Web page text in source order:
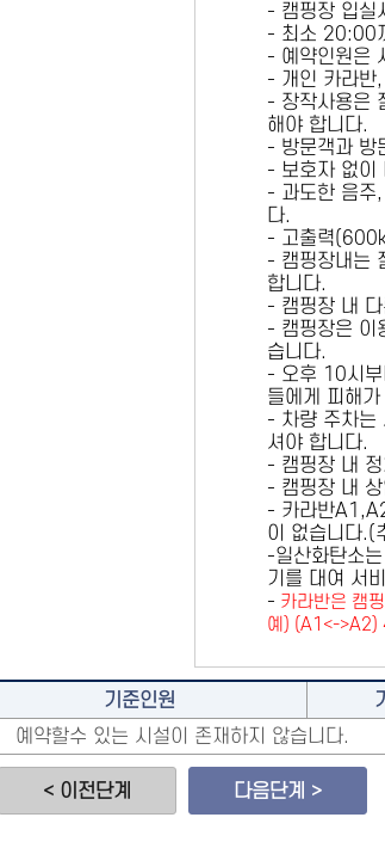
- 캠핑장 입실
- 최소 20:00
- 예약인원은
- 개인 카라반
- 장작사용은
해야 합니다.
- 방문객과 방
- 보호자 없이
- 과도한 음주
다.
- 고출력
- 캠핑장내는
합니다.
- 캠핑장 내
- 캠핑장은 이
습니다.
- 오후 10시부
들에게 피해
- 차량 주차는
셔야 합니다.
- 캠핑장 내
- 캠핑장 내
- 카라반
이 없습니다.(
-일산화탄소
기를 대여 서
- 카라반은 캠
예) (A1<->A2)
기준인원
예약할수 있는 시설이 존재하지 않습니다.
< 이전단계 다음단계 >